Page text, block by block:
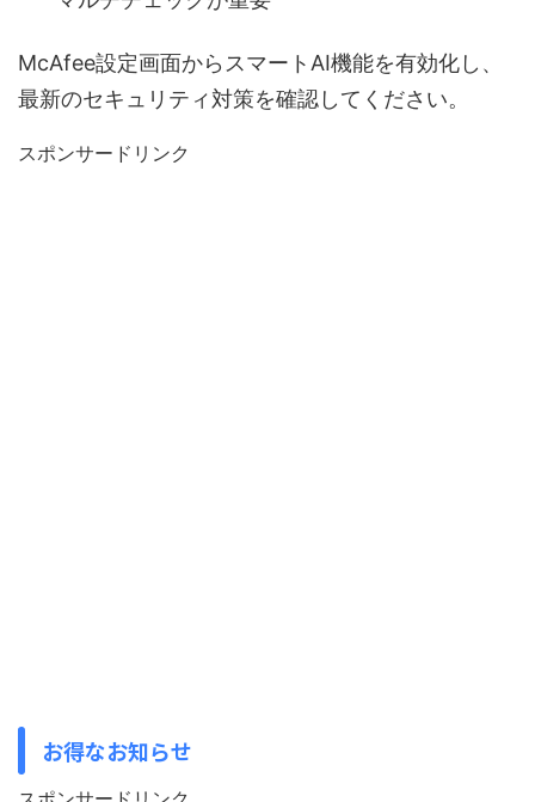
McAfee設定画面からスマートAI機能を有効化し、
最新のセキュリティ対策を確認してください。
スポンサードリンク
お得なお知らせ